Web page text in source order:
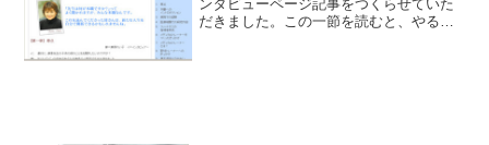
ンタビューページ記事をつくらせていた
だきました。この一節を読むと、やる気